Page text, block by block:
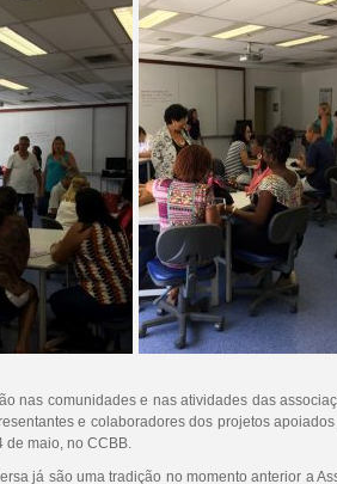
nas comunidades e nas atividades das
e colaboradores dos projetos
de maio, no CCBB.
já são uma tradição no momento anterior a